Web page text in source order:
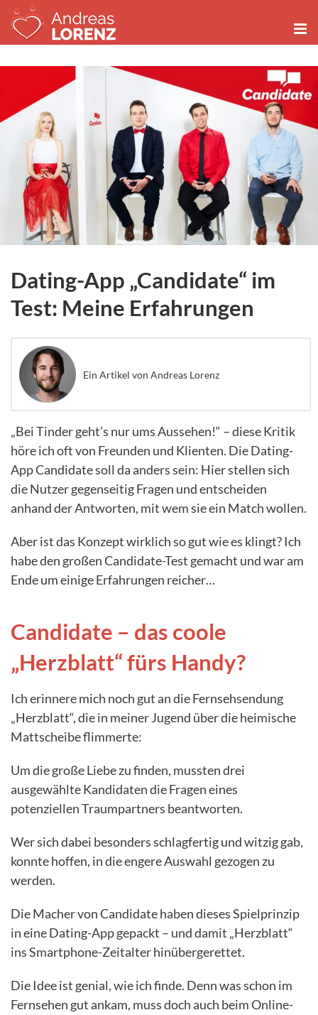
Zum
Inhalt
springen
Dating-App „Candidate“ im
Test: Meine Erfahrungen
Ein Artikel von Andreas Lorenz
„Bei Tinder geht’s nur ums Aussehen!“ – diese Kritik
höre ich oft von Freunden und Klienten. Die Dating-
App Candidate soll da anders sein: Hier stellen sich
die Nutzer gegenseitig Fragen und entscheiden
anhand der Antworten, mit wem sie ein Match wollen.
Aber ist das Konzept wirklich so gut wie es klingt? Ich
habe den großen Candidate-Test gemacht und war am
Ende um einige Erfahrungen reicher…
Candidate – das coole
„Herzblatt“ fürs Handy?
Ich erinnere mich noch gut an die Fernsehsendung
„Herzblatt“, die in meiner Jugend über die heimische
Mattscheibe flimmerte:
Um die große Liebe zu finden, mussten drei
ausgewählte Kandidaten die Fragen eines
potenziellen Traumpartners beantworten.
Wer sich dabei besonders schlagfertig und witzig gab,
konnte hoffen, in die engere Auswahl gezogen zu
werden.
Die Macher von Candidate haben dieses Spielprinzip
in eine Dating-App gepackt – und damit „Herzblatt“
ins Smartphone-Zeitalter hinübergerettet.
Die Idee ist genial, wie ich finde. Denn was schon im
Fernsehen gut ankam, muss doch auch beim Online-